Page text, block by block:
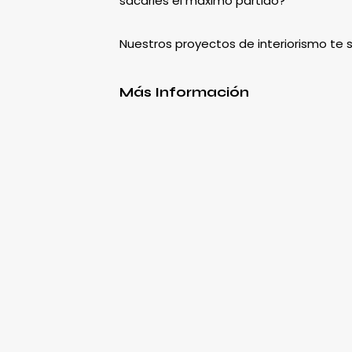
Nuestros proyectos de interiorismo te
Más Información